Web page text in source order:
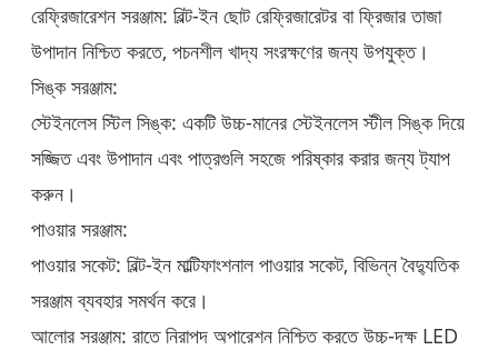
রেফ্রিজারেশন সরঞ্জাম: বিল্ট-ইন ছোট রেফ্রিজারেটর বা ফ্রিজার তাজা
উপাদান নিশ্চিত করতে, পচনশীল খাদ্য সংরক্ষণের জন্য উপযুক্ত।
সিঙ্ক সরঞ্জাম:
স্টেইনলেস স্টিল সিঙ্ক: একটি উচ্চ-মানের স্টেইনলেস স্টীল সিঙ্ক দিয়ে
সজ্জিত এবং উপাদান এবং পাত্রগুলি সহজে পরিষ্কার করার জন্য ট্যাপ
করুন।
পাওয়ার সরঞ্জাম:
পাওয়ার সকেট: বিল্ট-ইন মাল্টিফাংশনাল পাওয়ার সকেট, বিভিন্ন বৈদ্যুতিক
সরঞ্জাম ব্যবহার সমর্থন করে।
আলোর সরঞ্জাম: রাতে নিরাপদ অপারেশন নিশ্চিত করতে উচ্চ-দক্ষ LED